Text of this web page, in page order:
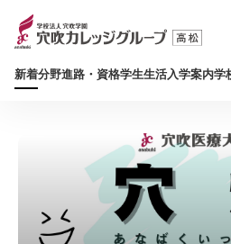
新着分野進路・資格学生生活入学案内学